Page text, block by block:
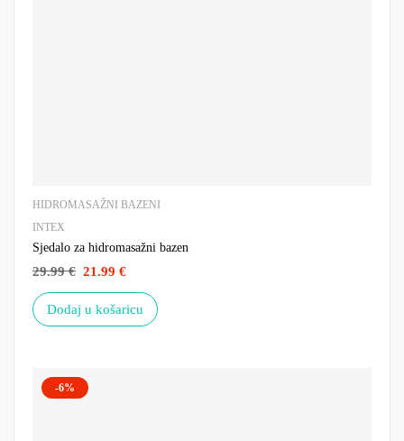
HIDROMASAŽNI BAZENI
INTEX
Sjedalo za hidromasažni bazen
29.99€ 21.99 €
Dodaj u košaricu
-6%